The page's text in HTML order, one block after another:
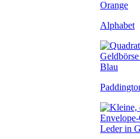
Alphabet